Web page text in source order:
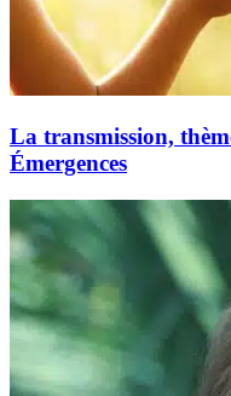
La transmission,
Émergences